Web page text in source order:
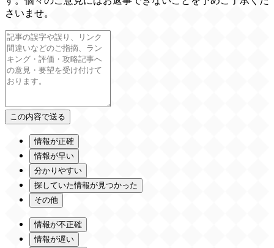
さいませ。
情報が正確
情報が早い
分かりやすい
探していた情報が見つかった
その他
情報が不正確
情報が遅い